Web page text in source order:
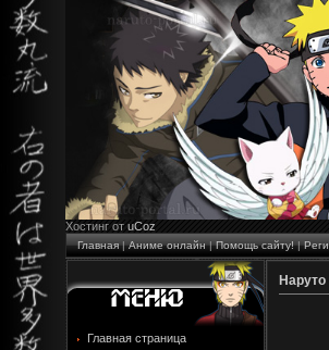
Хостинг от uCoz
Главная|Аниме онлайн|Помощь сайту!|
Главная страница
Наруто